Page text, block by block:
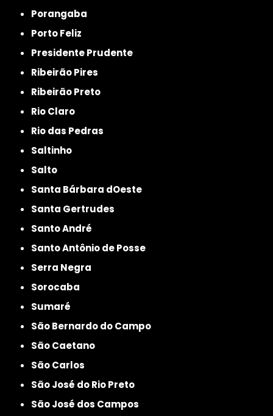
Porangaba
Porto Feliz
Presidente Prudente
Ribeirão Pires
Ribeirão Preto
Rio Claro
Rio das Pedras
Saltinho
Salto
Santa Bárbara dOeste
Santa Gertrudes
Santo André
Santo Antônio de Posse
Serra Negra
Sorocaba
Sumaré
São Bernardo do Campo
São Caetano
São Carlos
São José do Rio Preto
São José dos Campos